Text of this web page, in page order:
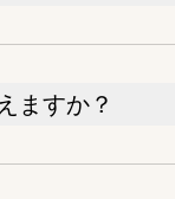
ますか？